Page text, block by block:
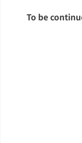
To be